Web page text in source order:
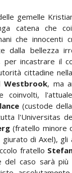
gemelle
catena che
che innocenti
dalla bellezza
per incastrare il
cittadine
Westbrook, ma
coinvolti,
(custode
l'Universitas
(fratello minore
di Axel), gli
fratello
del caso sarà più